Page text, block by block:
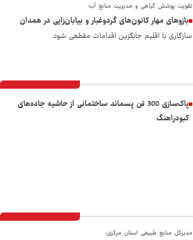
تقویت پوشش گیاهی و مدیریت منابع آب؛
بازوهای مهار کانون‌های گردوغبار و بیابان‌زایی در همدان
سازگاری با اقلیم جایگزین اقدامات مقطعی شود
پاک‌سازی 300 تُن پسماند ساختمانی از حاشیه جاده‌های
کبودراهنگ
مدیرکل منابع طبیعی استان مرکزی: